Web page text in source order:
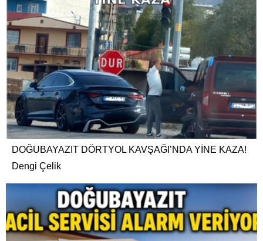
DOĞUBAYAZIT DÖRTYOL KAVŞAĞI’NDA YİNE KAZA!
Dengi Çelik